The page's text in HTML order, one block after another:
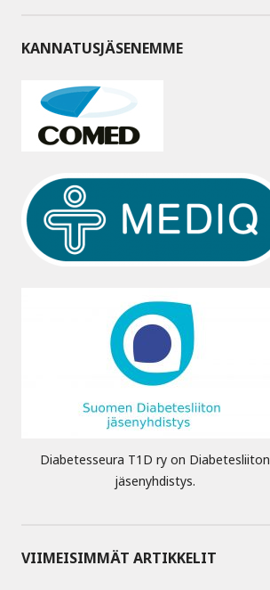
KANNATUSJÄSENEMME
Diabetesseura T1D ry on Diabetesliiton
jäsenyhdistys.
VIIMEISIMMÄT ARTIKKELIT